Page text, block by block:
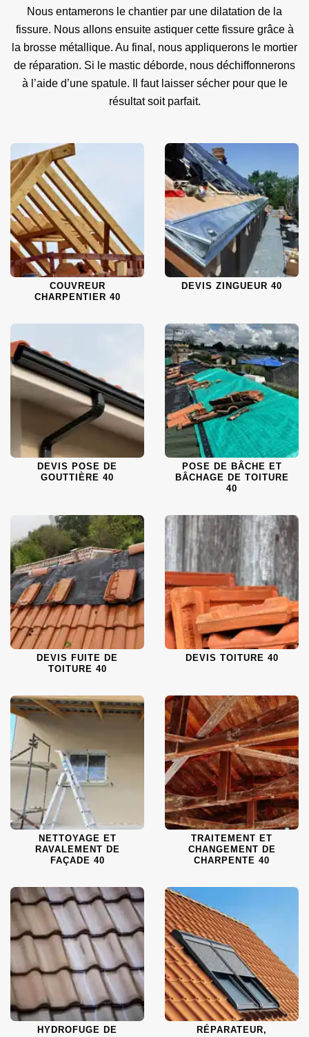
Nous entamerons le chantier par une dilatation de la
fissure. Nous allons ensuite astiquer cette fissure grâce à
la brosse métallique. Au final, nous appliquerons le mortier
de réparation. Si le mastic déborde, nous déchiffonnerons
à l’aide d’une spatule. Il faut laisser sécher pour que le
résultat soit parfait.
COUVREUR
CHARPENTIER 40
DEVIS ZINGUEUR 40
DEVIS POSE DE
GOUTTIÈRE 40
POSE DE BÂCHE ET
BÂCHAGE DE TOITURE
40
DEVIS FUITE DE
TOITURE 40
DEVIS TOITURE 40
NETTOYAGE ET
RAVALEMENT DE
FAÇADE 40
TRAITEMENT ET
CHANGEMENT DE
CHARPENTE 40
HYDROFUGE DE
RÉPARATEUR,